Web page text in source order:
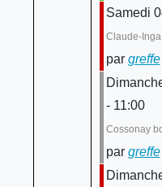
Samedi
Claude-
par greffe
- 11:00
Cossonay
par greffe